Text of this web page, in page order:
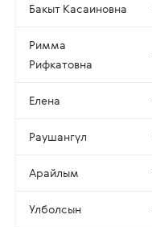
Бакыт Касаиновна
Римма
Рифкатовна
Елена
Раушангүл
Арайлым
Улболсын